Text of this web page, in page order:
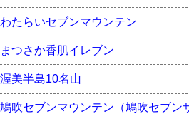
わたらいセブンマウンテン
まつさか香肌イレブン
渥美半島10名山
鳩吹セブンマウンテン（鳩吹セブン